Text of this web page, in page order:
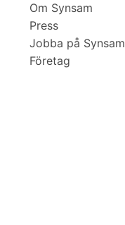
Om Synsam
Press
Jobba på Synsam
Företag